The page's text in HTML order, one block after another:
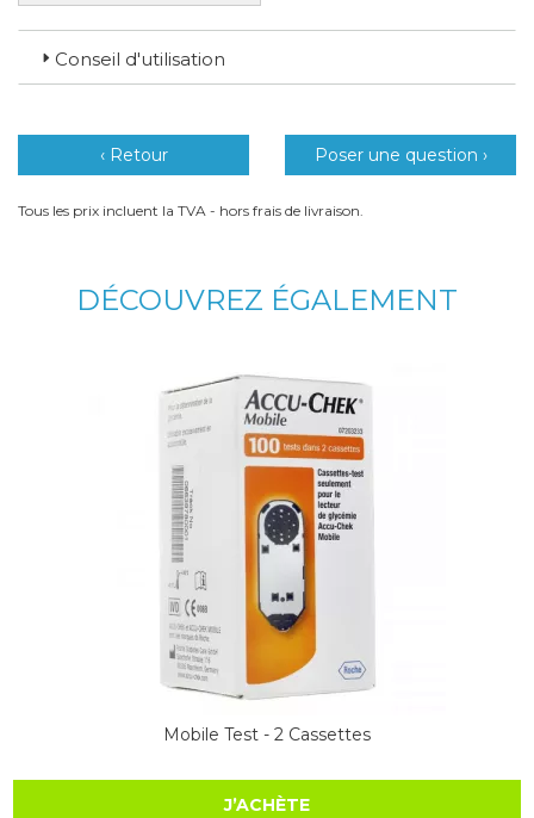
Conseil d'utilisation
‹ Retour Poser une question ›
Tous les prix incluent la TVA - hors frais de livraison.
DÉCOUVREZ ÉGALEMENT
Mobile Test - 2 Cassettes
J’ACHÈTE